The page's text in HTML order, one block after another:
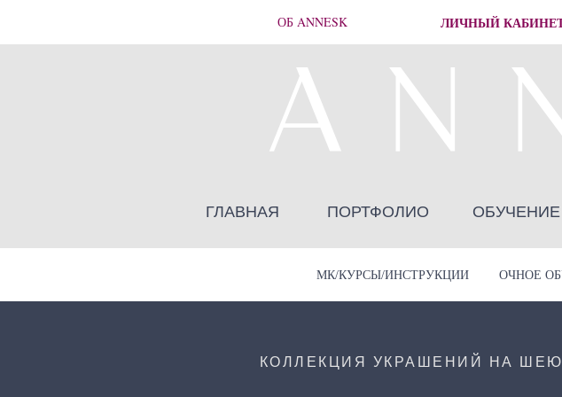
ОБ ANNESK ЛИЧНЫЙ
ОБУЧЕНИЕ
ПОРТФОЛИО
ГЛАВНАЯ
МК/КУРСЫ/ИНСТРУКЦИИ ОЧНОЕ
КОЛЛЕКЦИЯ УКРАШЕНИЙ НА